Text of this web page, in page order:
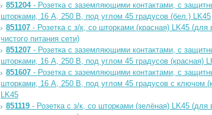
851204- Розетка с заземляющими контактами, с
шторками, 16 А, 250 В, под углом 45 градусов (бел.) LK45
851107 - Розетка с з/к, со шторками (красная) LK45 (для
чиcтого питания сети)
851207 - Розетка с заземляющими контактами, с
шторками, 16 А, 250 В, под углом 45 градусов (красная)
851607 - Розетка с заземляющими контактами, с
шторками, 16 А, 250 В, под углом 45 градусов с ключом
LK45
851119 - Розетка с з/к, со шторками (зелёная) LK45 (для